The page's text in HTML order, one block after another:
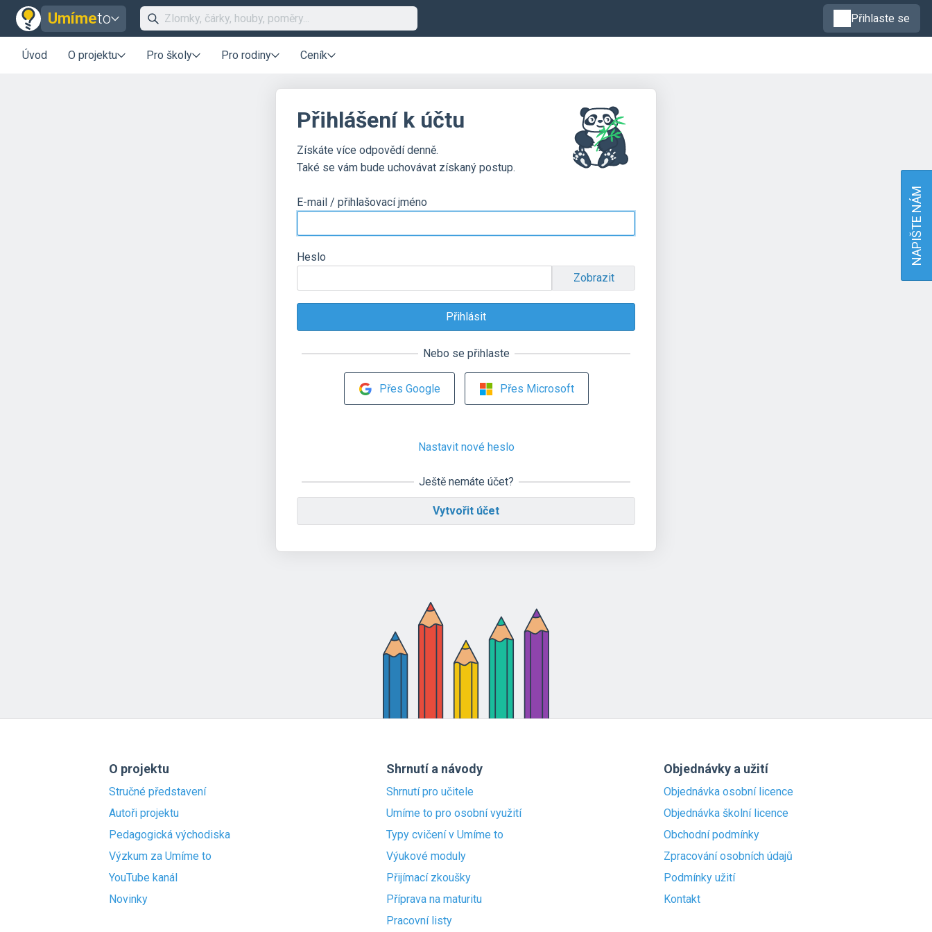
Umímeto Přihlaste se
Úvod O projektu Pro školy Pro rodiny Ceník
Přihlášení k účtu
Získáte více odpovědí denně.
Také se vám bude uchovávat získaný postup.
E-mail / přihlašovací jméno
Heslo
Zobrazit
Nebo se přihlaste
Přes Google Přes Microsoft
Nastavit nové heslo
Ještě nemáte účet?
Vytvořit účet
O projektu
Stručné představení
Autoři projektu
Pedagogická východiska
Výzkum za Umíme to
YouTube kanál
Novinky
Shrnutí a návody
Shrnutí pro učitele
Umíme to pro osobní využití
Typy cvičení v Umíme to
Výukové moduly
Přijímací zkoušky
Příprava na maturitu
Pracovní listy
Objednávky a užití
Objednávka osobní licence
Objednávka školní licence
Obchodní podmínky
Zpracování osobních údajů
Podmínky užití
Kontakt
NAPIŠTE NÁM